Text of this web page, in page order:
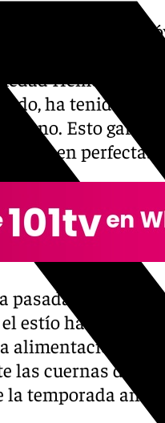
Agraria de
los animales es
Hemorrágica
ha tenido
Esto
en
pasada primavera
estío han sido
alimentación
las cuernas de
la temporada